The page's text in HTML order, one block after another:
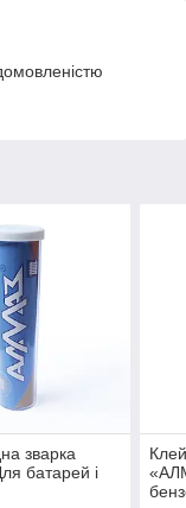
зварка
батарей і